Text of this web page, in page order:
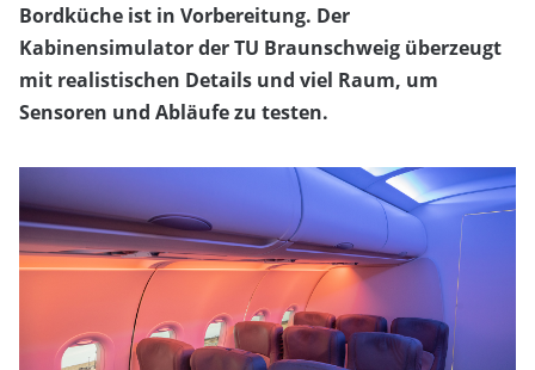
Bordküche ist in Vorbereitung. Der
Kabinensimulator der TU Braunschweig überzeugt
mit realistischen Details und viel Raum, um
Sensoren und Abläufe zu testen.